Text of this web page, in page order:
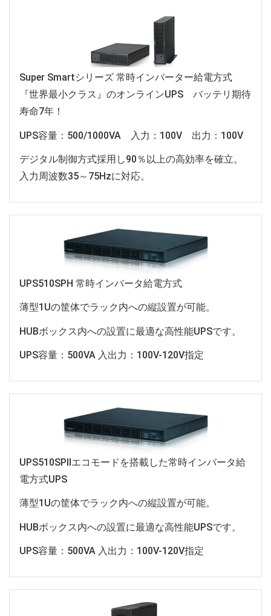
Super Smartシリーズ 常時インバーター給電方式
『世界最小クラス』のオンラインUPS バッテリ期待
寿命7年！
UPS容量：500/1000VA 入力：100V 出力：100V
デジタル制御方式採用し90％以上の高効率を確立。
入力周波数35～75Hzに対応。
UPS510SPH 常時インバータ給電方式
薄型1Uの筐体でラック内への縦設置が可能。
HUBボックス内への設置に最適な高性能UPSです。
UPS容量：500VA 入出力：100V-120V指定
UPS510SPⅡエコモードを搭載した常時インバータ給
電方式UPS
薄型1Uの筐体でラック内への縦設置が可能。
HUBボックス内への設置に最適な高性能UPSです。
UPS容量：500VA 入出力：100V-120V指定